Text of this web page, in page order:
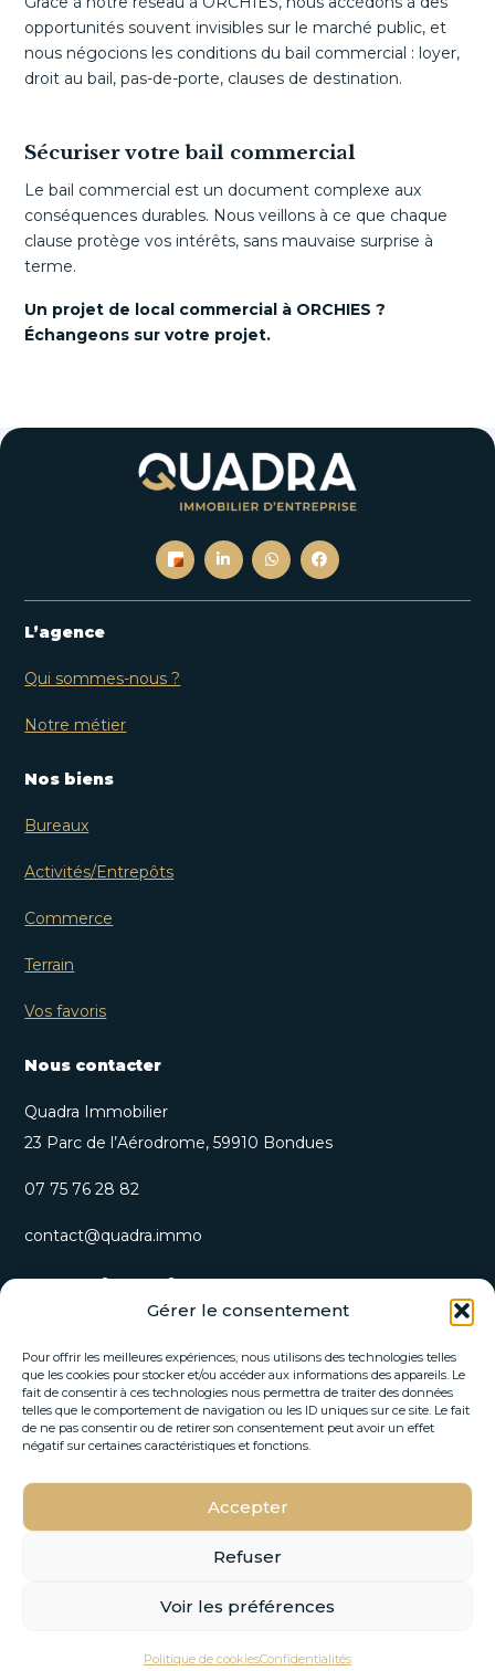
Gérer le consentement
Pour offrir les meilleures expériences, nous utilisons des technologies telles
que les cookies pour stocker et/ou accéder aux informations des appareils. Le
fait de consentir à ces technologies nous permettra de traiter des données
telles que le comportement de navigation ou les ID uniques sur ce site. Le fait
de ne pas consentir ou de retirer son consentement peut avoir un effet
négatif sur certaines caractéristiques et fonctions.
Accepter
Refuser
Voir les préférences
Politique de cookiesConfidentialités
opportunités souvent invisibles sur le marché public, et
nous négocions les conditions du bail commercial : loyer,
droit au bail, pas-de-porte, clauses de destination.
Sécuriser votre bail commercial
Le bail commercial est un document complexe aux
conséquences durables. Nous veillons à ce que chaque
clause protège vos intérêts, sans mauvaise surprise à
terme.
Un projet de local commercial à ORCHIES ?
Échangeons sur votre projet.
L’agence
Qui sommes-nous ?
Notre métier
Nos biens
Bureaux
Activités/Entrepôts
Commerce
Terrain
Vos favoris
Nous contacter
Quadra Immobilier
23 Parc de l’Aérodrome, 59910 Bondues
07 75 76 28 82
contact@quadra.immo
S’inscrire à notre newsletter
Recevez nos opportunités immobilières et actualités
directement par email.
E
-
m
i
*
a
l
E
-
a
confidentialité–Design by FLOW44